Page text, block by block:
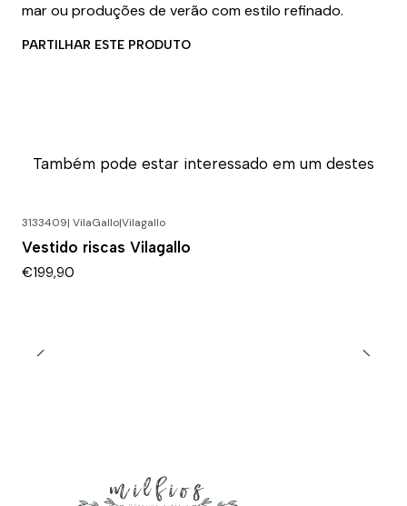
mar ou produções de verão com estilo refinado.
PARTILHAR ESTE PRODUTO
Também pode estar interessado em um destes
3133409| VilaGallo|Vilagallo
Vestido riscas Vilagallo
€199,90